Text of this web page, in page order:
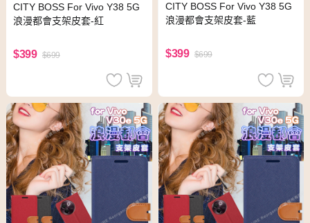
CITY BOSS For Vivo Y38 5G
浪漫都會支架皮套-紅
$399 $699
CITY BOSS For Vivo Y38 5G
浪漫都會支架皮套-藍
$399 $699